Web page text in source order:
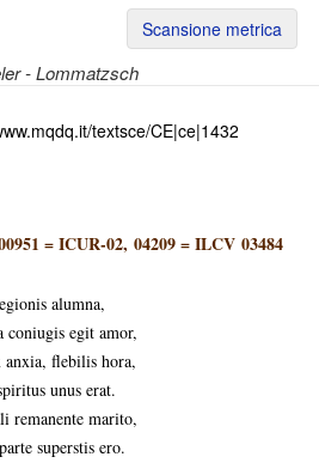
Scansione metrica
- Lommatzsch
textsce/CE|ce|1432
=ICUR-02, 04209=ILCV 03484
alumna,
egit amor,
anxia, flebilis hora,
unus erat.
remanente marito,
superstis ero.